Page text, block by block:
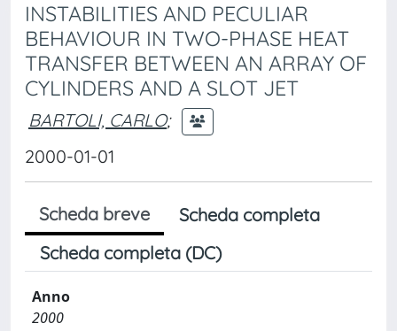
INSTABILITIES AND PECULIAR
BEHAVIOUR IN TWO-PHASE HEAT
TRANSFER BETWEEN AN ARRAY OF
CYLINDERS AND A SLOT JET
BARTOLI, CARLO;
2000-01-01
Scheda breve
Scheda completa
Scheda completa (DC)
Anno
2000